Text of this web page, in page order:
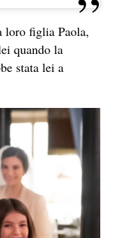
loro figlia Paola,
quando la
stata lei a